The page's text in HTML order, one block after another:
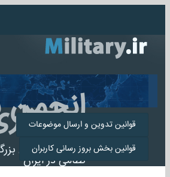
انجمن
انجمن میلیتاری
نظامی در ایران
قوانین تدوین و ارسال موضوعات
قوانین بخش بروز رسانی کاربران